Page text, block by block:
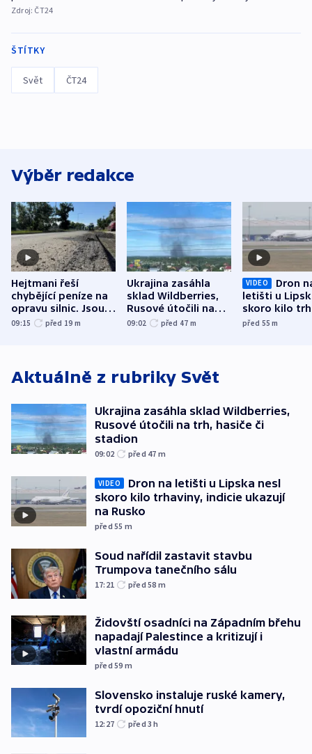
Zdroj: ČT24
ŠTÍTKY
Svět ČT24
Výběr redakce
Hejtmani řeší
chybějící peníze na
opravu silnic. Jsou
nenárokové, namítá
09:15 před 19 m
Ukrajina zasáhla
sklad Wildberries,
Rusové útočili na
trh, hasiče či
09:02 před 47 m
VIDEO
Dron
letišti u
skoro kilo
indicie
před 55m
Aktuálně z rubriky Svět
Ukrajina zasáhla sklad Wildberries,
Rusové útočili na trh, hasiče či
stadion
09:02 před 47 m
VIDEO
Dron na letišti u Lipska nesl
skoro kilo trhaviny, indicie ukazují
na Rusko
před 55 m
Soud nařídil zastavit stavbu
Trumpova tanečního sálu
17:21 před 58 m
Židovští osadníci na Západním břehu
napadají Palestince a kritizují i
vlastní armádu
před 59 m
Slovensko instaluje ruské kamery,
tvrdí opoziční hnutí
12:27 před 3h